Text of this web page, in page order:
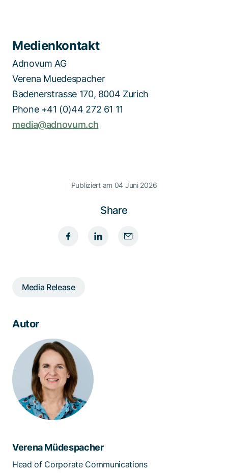
Medienkontakt
Adnovum AG
Verena Muedespacher
Badenerstrasse 170, 8004 Zurich
Phone +41 (0)44 272 61 11
media@adnovum.ch
Publiziert am 04 Juni 2026
Share
Media Release
Autor
Verena Müdespacher
Head of Corporate Communications